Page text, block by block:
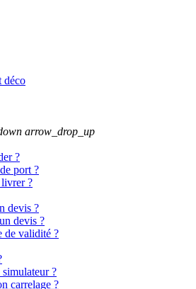
déco
arrow_drop_up
?
port ?
?
devis ?
devis ?
de validité ?
?
carrelage ?